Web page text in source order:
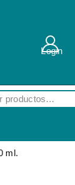
Login
ml.